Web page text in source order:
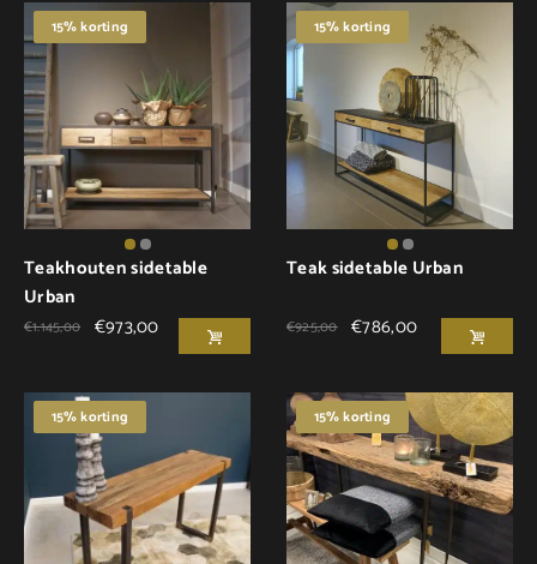
15% korting
Teakhouten sidetable
Urban
€1.145,00 €973,00
15% korting
Teak sidetable Urban
€925,00 €786,00
15% korting 15% korting